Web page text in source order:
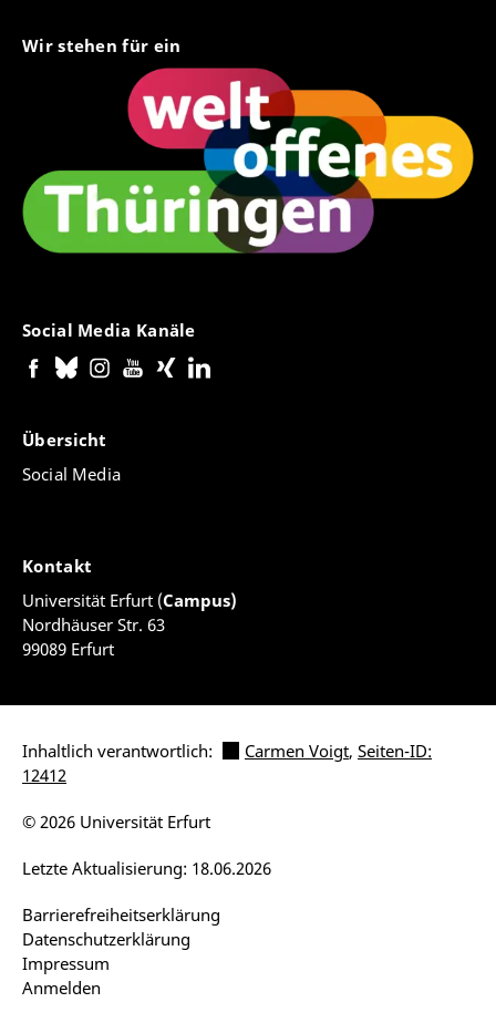
Wir stehen für ein
Social Media Kanäle
Übersicht
Social Media
Kontakt
Universität Erfurt (Campus)
Nordhäuser Str. 63
99089 Erfurt
Inhaltlich verantwortlich: Carmen Voigt, Seiten-ID:
12412
Barrierefreiheitserklärung
Datenschutzerklärung
Impressum
Anmelden
Letzte Aktualisierung: 18.06.2026
© 2026 Universität Erfurt